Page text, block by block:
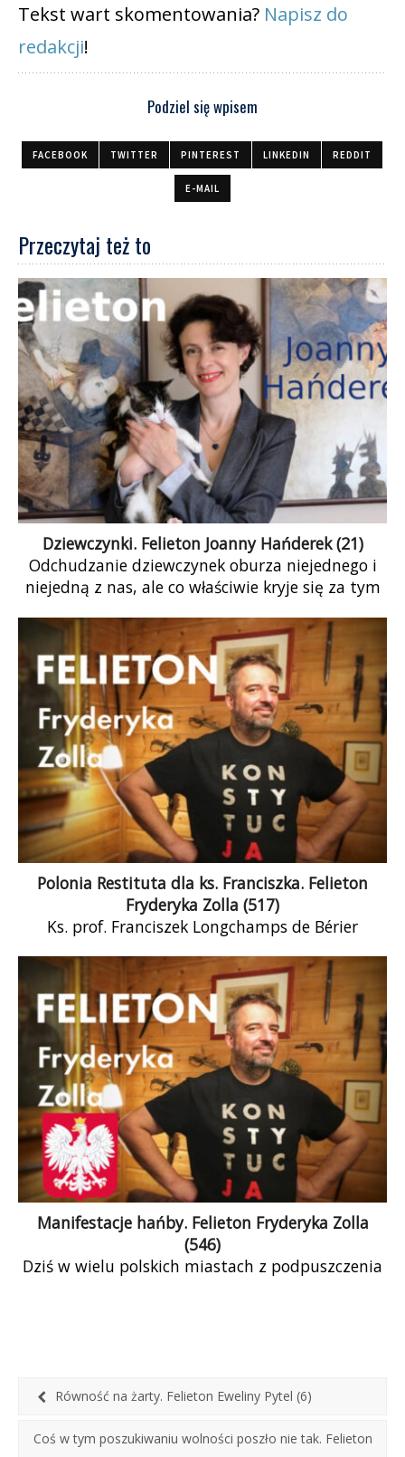
Tekst wart skomentowania? Napisz do
redakcji!
Podziel się wpisem
FACEBOOK TWITTER PINTEREST LINKEDIN REDDIT
E-MAIL
Przeczytaj też to
Dziewczynki. Felieton Joanny Hańderek (21)
Odchudzanie dziewczynek oburza niejednego i
niejedną z nas, ale co właściwie kryje się za tym
czy może o systemową politykę deprecjacji i
uprzedmiotowienia? Sprawa jest o tyle poważna,
że propozycja padła z ust ministra – tak
zwanego ministra – który powinien odpowiadać
za edukację. Powinien…
Polonia Restituta dla ks. Franciszka. Felieton
Fryderyka Zolla (517)
Ks. prof. Franciszek Longchamps de Bérier
Odrodzenia Polski. Przyznanie orderu
uzasadniono m.in. wybitnymi osiągnięciami
naukowymi i dydaktycznymi profesora.
Manifestacje hańby. Felieton Fryderyka Zolla
(546)
Dziś w wielu polskich miastach z podpuszczenia
Równość na żarty. Felieton Eweliny Pytel (6)
Coś w tym poszukiwaniu wolności poszło nie tak. Felieton